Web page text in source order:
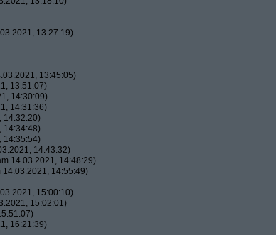
13:27:19)
13:45:05)
13:51:07)
14:30:09)
14:31:36)
14:32:20)
14:34:48)
14:35:54)
14:43:32)
14.03.2021, 14:48:29)
14.03.2021, 14:55:49)
15:00:10)
15:02:01)
16:21:39)